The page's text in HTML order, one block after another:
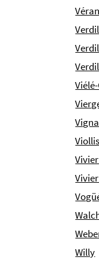
Willy